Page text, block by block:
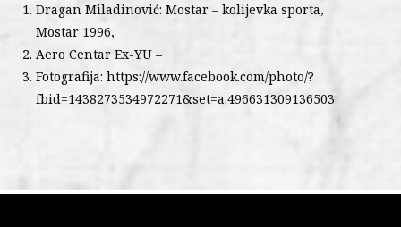
Dragan Miladinović: Mostar – kolijevka sporta,
Mostar 1996,
Aero Centar Ex-YU –
Fotografija: https://www.facebook.com/photo/?
fbid=1438273534972271&set=a.496631309136503